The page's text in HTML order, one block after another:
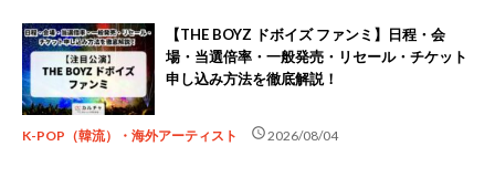
【THE BOYZ ドボイズ ファンミ】日程・会
場・当選倍率・一般発売・リセール・チケット
申し込み方法を徹底解説！
K-POP（韓流）・海外アーティスト schedule2026/08/04